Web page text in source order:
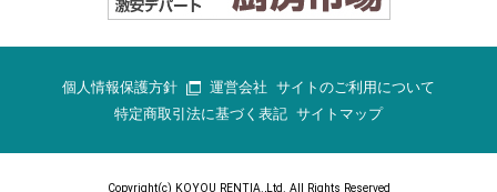
個人情報保護方針 運営会社 サイトのご利用について
特定商取引法に基づく表記 サイトマップ
Copyright(c) KOYOU RENTIA.,Ltd. All Rights Reserved